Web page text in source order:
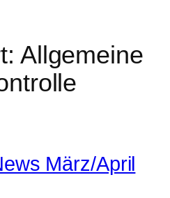
Allgemeine
März/April